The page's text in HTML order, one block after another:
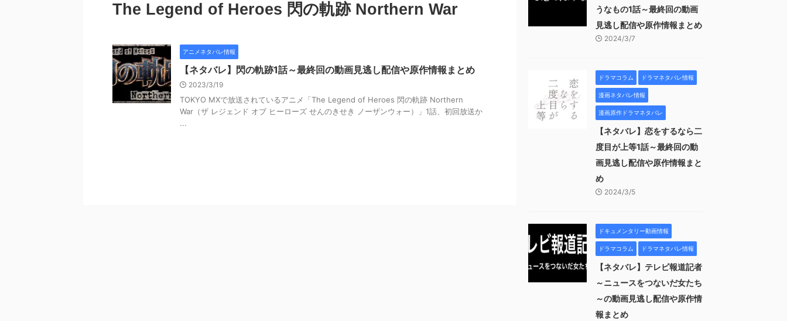
The Legend of Heroes 閃の軌跡 Northern War
アニメネタバレ情報
【ネタバレ】閃の軌跡1話～最終回の動画見逃し配信や原作情報まとめ
2023/3/19
TOKYO MXで放送されているアニメ「The Legend of Heroes 閃の軌跡 Northern
War（ザ レジェンド オブ ヒーローズ せんのきせき ノーザンウォー）」1話、初回放送か
...
うなもの1話～最終回の動画
見逃し配信や原作情報まとめ
2024/3/7
ドラマコラム ドラマネタバレ情報
漫画ネタバレ情報
漫画原作ドラマネタバレ
【ネタバレ】恋をするなら二
度目が上等1話～最終回の動
画見逃し配信や原作情報まと
め
2024/3/5
ドキュメンタリー動画情報
ドラマコラム ドラマネタバレ情報
【ネタバレ】テレビ報道記者
～ニュースをつないだ女たち
～の動画見逃し配信や原作情
報まとめ